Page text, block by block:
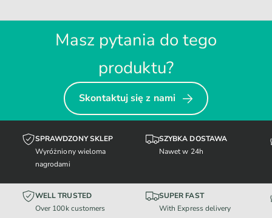
Masz pytania do tego
produktu?
Skontaktuj się z nami
SPRAWDZONY SKLEP
Wyróżniony wieloma
nagrodami
SZYBKA DOSTAWA
Nawet w 24h
WELL TRUSTED
Over 100k customers
SUPER FAST
With Express delivery